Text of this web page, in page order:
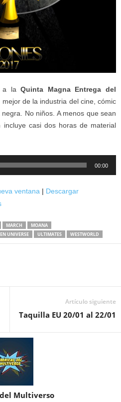
a laQuinta Magna Entrega del
de la industria del cine, cómic
No niños. A menos que sean
casi dos horas de material
00:00
ventana | Descargar
MARCH
MOANA
UNIVERSE ULTIMATES WESTWORLD
Artículo siguiente
Taquilla EU 20/01 al 22/01
Multiverso